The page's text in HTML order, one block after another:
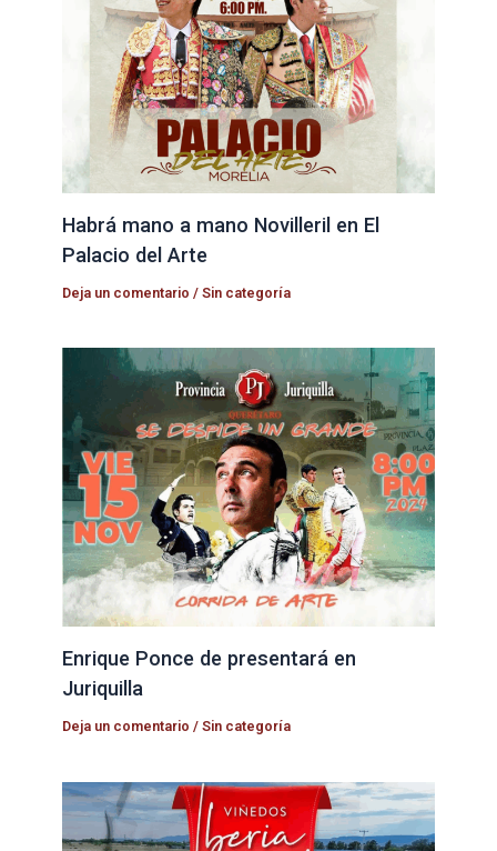
Habrá mano a mano Novilleril en El
Palacio del Arte
Deja un comentario /Sin categoría
Enrique Ponce de presentará en
Juriquilla
Deja un comentario /Sin categoría